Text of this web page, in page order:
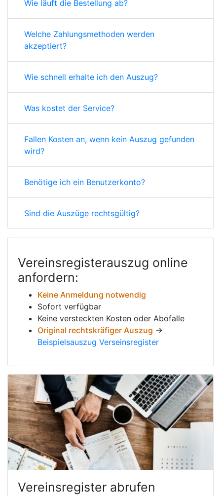
Wie läuft die Bestellung ab?
Welche Zahlungsmethoden werden
akzeptiert?
Wie schnell erhalte ich den Auszug?
Was kostet der Service?
Fallen Kosten an, wenn kein Auszug gefunden
wird?
Benötige ich ein Benutzerkonto?
Sind die Auszüge rechtsgültig?
Vereinsregisterauszug online
anfordern:
Keine Anmeldung notwendig
Sofort verfügbar
Keine versteckten Kosten oder Abofalle
Original rechtskräfiger Auszug →
Beispielsauszug Verseinsregister
Vereinsregister abrufen